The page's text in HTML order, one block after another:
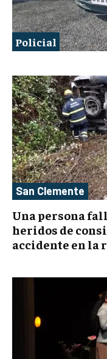
Policial
San Clemente
Una persona
heridos de
accidente en la